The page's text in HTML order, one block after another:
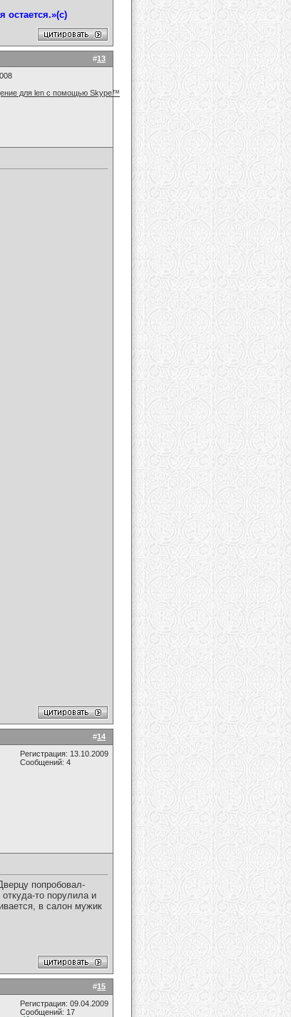
#13
#14
Регистрация: 13.10.2009
Сообщений: 4
попробовал-
то порулила и
в салон мужик
#15
Регистрация: 09.04.2009
Сообщений: 17